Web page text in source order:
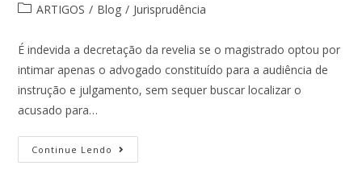
ARTIGOS / Blog / Jurisprudência
É indevida a decretação da revelia se o magistrado optou por
intimar apenas o advogado constituído para a audiência de
instrução e julgamento, sem sequer buscar localizar o
acusado para…
Continue Lendo